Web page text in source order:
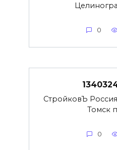
0
СтройковЪ
Томск
0